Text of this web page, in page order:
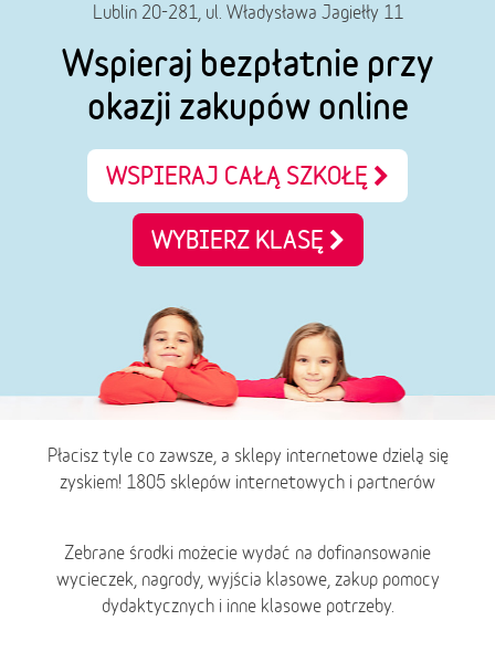
Lublin 20-281, ul. Władysława Jagiełły 11
Wspieraj bezpłatnie przy
okazji zakupów online
WSPIERAJ CAŁĄ SZKOŁĘ
WYBIERZ KLASĘ
Płacisz tyle co zawsze, a sklepy internetowe dzielą się
zyskiem! 1805 sklepów internetowych i partnerów
Zebrane środki możecie wydać na dofinansowanie
wycieczek, nagrody, wyjścia klasowe, zakup pomocy
dydaktycznych i inne klasowe potrzeby.